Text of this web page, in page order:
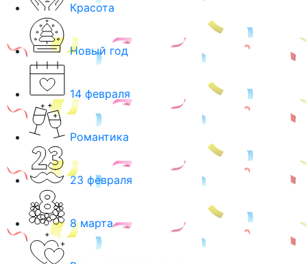
Красота
Новый год
14 февраля
Романтика
23 февраля
8 марта